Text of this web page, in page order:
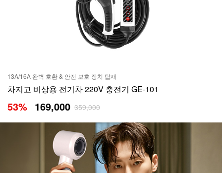
13A/16A 완벽 호환 & 안전 보호 장치 탑재
차지고 비상용 전기차 220V 충전기 GE-101
53% 169,000 359,000